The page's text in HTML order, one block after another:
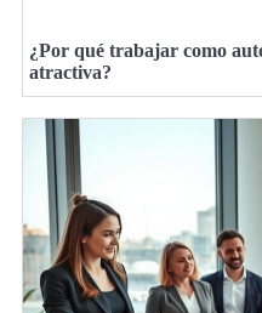
¿Por qué trabajar como
atractiva?